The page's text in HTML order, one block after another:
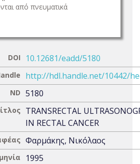
από πνευματικά
DOI 10.12681/eadd/5180
http://hdl.handle.net/10442/
ND 5180
TRANSRECTAL
IN RECTAL CANCER
Φαρμάκης, Νικόλαος
1995